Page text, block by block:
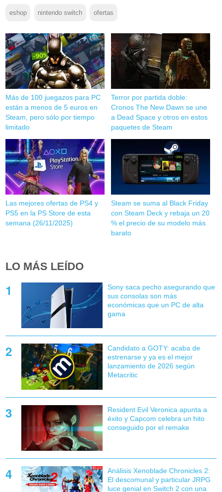
eshop nintendo switch ofertas
Más de 100 juegazos para PC
están a menos de 5 euros en
Steam, pero sólo por tiempo
limitado
Terror por partida doble:
Cronos The New Dawn se une
a Dead Space y otros en estos
paquetes de Steam
Las mejores ofertas de PS4 y
PS5 en la PS Store de esta
semana (26/11/2025)
Steam se suma al Black Friday
con Steam Deck y rebaja un 20
% el precio de su modelo más
barato
LO MÁS LEÍDO
Sony saca pecho asegurando que
sus consolas son más
económicas que un PC de alta
gama
Candidato a GOTY: acaba de
estrenarse y ya es el mejor
lanzamiento de 2026 según
Metacritic
Resident Evil Veronica apunta a
éxito y Capcom celebra un hito
conseguido por el remake
Análisis Xenoblade Chronicles 2:
El descomunal y particular JRPG
luce genial en Switch 2 con una